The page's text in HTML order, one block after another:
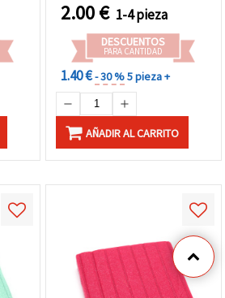
2.00€ 1-4 pieza
DESCUENTOS
PARA CANTIDAD
1.40 €- 30 %5 pieza +
AÑADIR AL CARRITO